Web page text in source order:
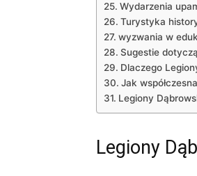
Wydarzenia
Turystyka
wyzwania w
Sugestie
Dlaczego
Jak
Legiony
Legiony